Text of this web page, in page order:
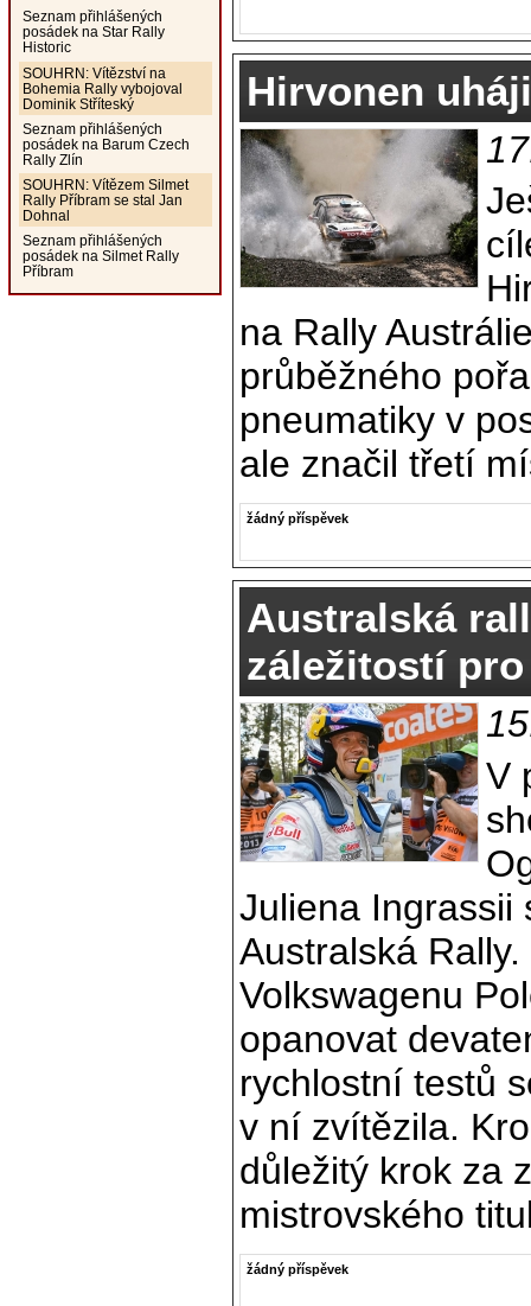
Seznam přihlášených
posádek na Star Rally
Historic
SOUHRN: Vítězství na
Bohemia Rally vybojoval
Dominik Stříteský
Seznam přihlášených
posádek na Barum Czech
Rally Zlín
SOUHRN: Vítězem Silmet
Rally Příbram se stal Jan
Dohnal
Seznam přihlášených
posádek na Silmet Rally
Příbram
Hirvonen
na Rally
průběžného
pneumatiky v
ale značil třetí
žádný příspěvek
Australská
záležitostí
V
Juliena Ingrassii
Australská
Volkswagenu
opanovat
rychlostní testů
v ní zvítězila.
důležitý krok za
mistrovského
žádný příspěvek